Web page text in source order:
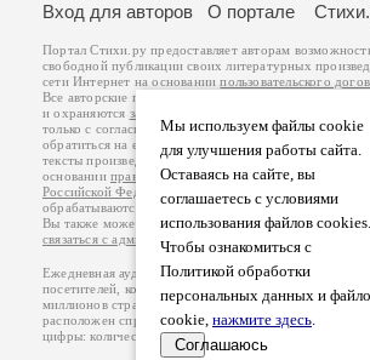
Мы используем файлы cookie
для улучшения работы сайта.
Оставаясь на сайте, вы
соглашаетесь с условиями
использования файлов cookies.
Чтобы ознакомиться с
Политикой обработки
персональных данных и
cookie, нажмите здесь.
Соглашаюсь
Вход для авторов
О портале
Портал Стихи.ру предоставляет авторам
свободной публикации своих литературных
сети Интернет на основаниипользовательского
Все авторские права на произведения принадлежат
и охраняются законом
. Перепечатка произведений
только с согласия его автора, к которому вы можете
обратиться на его авторской странице.
тексты произведений авторы несут самостоятельно на
основанииправил публикацииизаконодательства
Российской Федерации
обрабатываются на основанииПолитики обработки
Вы также можете посмотреть более подробную
связаться с администрацией
Ежедневная аудитория портала Стихи.ру – порядка
посетителей, которые в общей сумме просматривают
миллионов страниц по данным счетчика
расположен справа от этого текста. В каждой графе
цифры: количество просмотров и количество